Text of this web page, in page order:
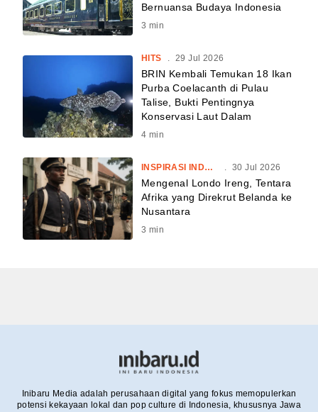
Bernuansa Budaya Indonesia
3 min
HITS 29 Jul 2026
BRIN Kembali Temukan 18 Ikan
Purba Coelacanth di Pulau
Talise, Bukti Pentingnya
Konservasi Laut Dalam
4 min
INSPIRASI INDONESIA 30 Jul 2026
Mengenal Londo Ireng, Tentara
Afrika yang Direkrut Belanda ke
Nusantara
3 min
Inibaru Media adalah perusahaan digital yang fokus memopulerkan
potensi kekayaan lokal dan pop culture di Indonesia, khususnya Jawa